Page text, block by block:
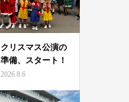
クリスマス公演の
準備、スタート！
2026.8.6